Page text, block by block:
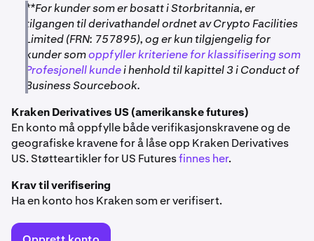
**For kunder som er bosatt i Storbritannia, er
tilgangen til derivathandel ordnet av Crypto Facilities
Limited (FRN: 757895), og er kun tilgjengelig for
kunder somoppfyller kriteriene for klassifisering som
Profesjonell kundei henhold til kapittel 3 i Conduct of
Business Sourcebook.
Kraken Derivatives US (amerikanske futures)
En konto må oppfylle både verifikasjonskravene og de
geografiske kravene for å låse opp Kraken Derivatives
US. Støtteartikler for US Futuresfinnes her.
Krav til verifisering
Ha en konto hos Kraken som er verifisert.